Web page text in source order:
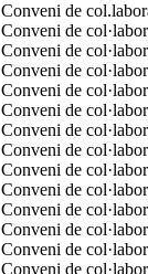
Conveni de
Conveni de
Conveni de
Conveni de
Conveni de
Conveni de
Conveni de
Conveni de
Conveni de
Conveni de
Conveni de
Conveni de
Conveni de
Conveni de